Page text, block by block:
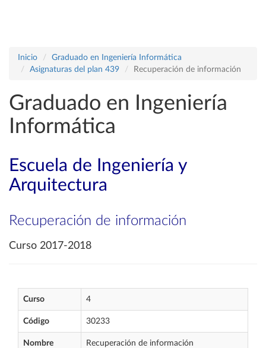
Inicio
Graduado en Ingeniería Informática
Asignaturas del plan 439
Recuperación de información
Graduado en Ingeniería
Informática
Escuela de Ingeniería y
Arquitectura
Recuperación de información
Curso 2017-2018
Curso 4
Código 30233
Nombre Recuperación de información